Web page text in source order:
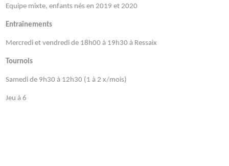
Equipe mixte, enfants nés en 2019 et 2020
Entraînements
Mercredi et vendredi de 18h00 à 19h30 à Ressaix
Tournois
Samedi de 9h30 à 12h30 (1 à 2 x/mois)
Jeu à 6